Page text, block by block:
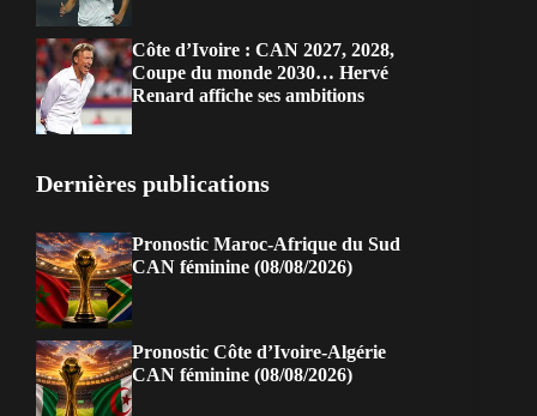
Côte d’Ivoire : CAN 2027, 2028,
Coupe du monde 2030… Hervé
Renard affiche ses ambitions
Dernières publications
Pronostic Maroc-Afrique du Sud
CAN féminine (08/08/2026)
Pronostic Côte d’Ivoire-Algérie
CAN féminine (08/08/2026)